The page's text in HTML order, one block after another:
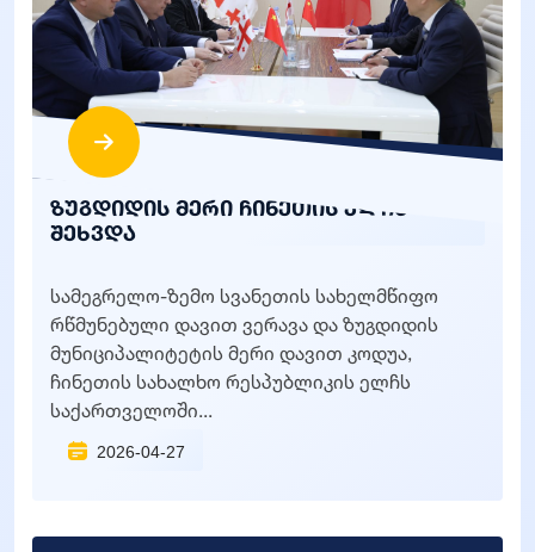
ზუგდიდის მერი ჩინეთის ელჩს
შეხვდა
სამეგრელო-ზემო სვანეთის სახელმწიფო
რწმუნებული დავით ვერავა და ზუგდიდის
მუნიციპალიტეტის მერი დავით კოდუა,
ჩინეთის სახალხო რესპუბლიკის ელჩს
საქართველოში...
2026-04-27